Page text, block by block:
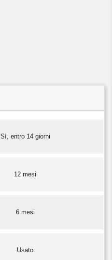
Sì, entro 14 giorni
12 mesi
6 mesi
Usato